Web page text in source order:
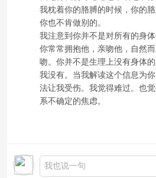
我枕着你的胳膊的时候，你的
你也不肯做别的。
我注意到你并不是对所有的身
你常常拥抱他，亲吻他，自然
吻。你并不是生理上没有身体
我没有。当我解读这个信息为
法让我受伤。我觉得难过。也
系不确定的焦虑。